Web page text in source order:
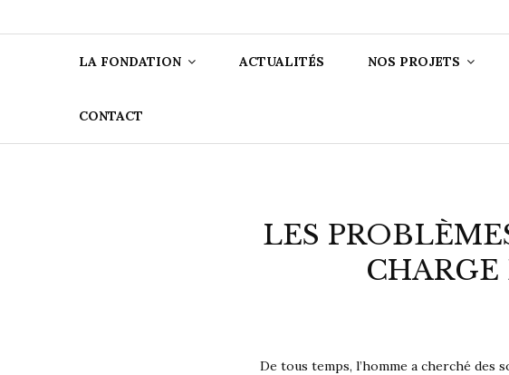
FONDATION
LA FONDATION ACTUALITÉS NOS PROJETS
CONTACT
LES
CHARGE
De tous temps, l’homme a cherché des